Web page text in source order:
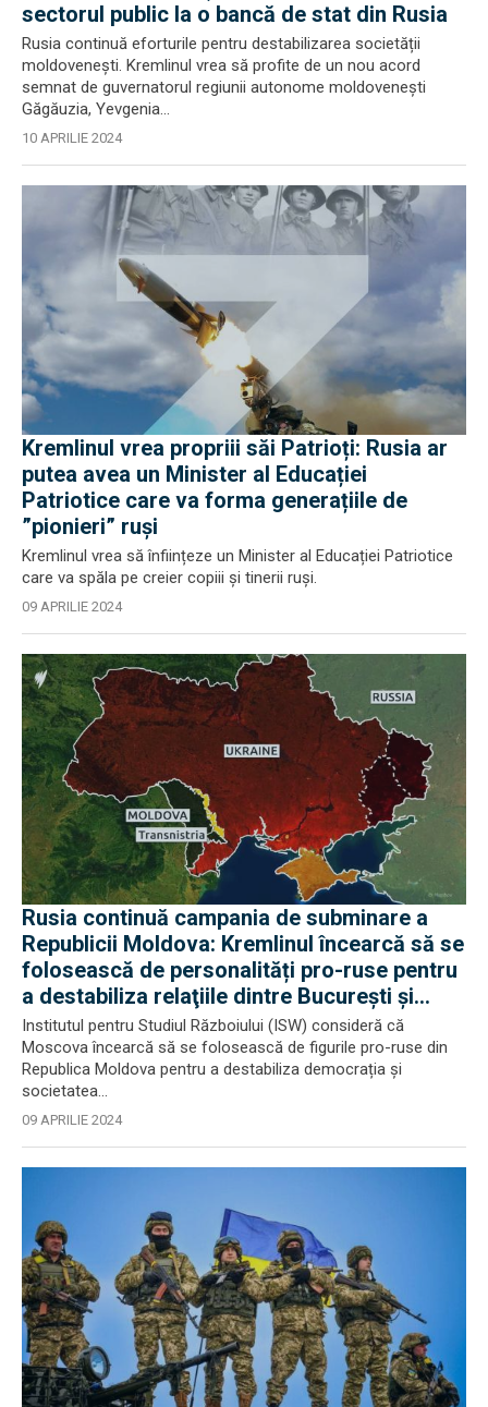
sectorul public la o bancă de stat din Rusia
Rusia continuă eforturile pentru destabilizarea societății
moldovenești. Kremlinul vrea să profite de un nou acord
semnat de guvernatorul regiunii autonome moldovenești
Găgăuzia, Yevgenia...
10 APRILIE 2024
Kremlinul vrea propriii săi Patrioți: Rusia ar
putea avea un Minister al Educației
Patriotice care va forma generațiile de
”pionieri” ruși
Kremlinul vrea să înființeze un Minister al Educației Patriotice
care va spăla pe creier copiii și tinerii ruși.
09 APRILIE 2024
Rusia continuă campania de subminare a
Republicii Moldova: Kremlinul încearcă să se
folosească de personalități pro-ruse pentru
a destabiliza relaţiile dintre Bucureşti şi
Chişinău
Institutul pentru Studiul Războiului (ISW) consideră că
Moscova încearcă să se folosească de figurile pro-ruse din
Republica Moldova pentru a destabiliza democrația și
societatea...
09 APRILIE 2024